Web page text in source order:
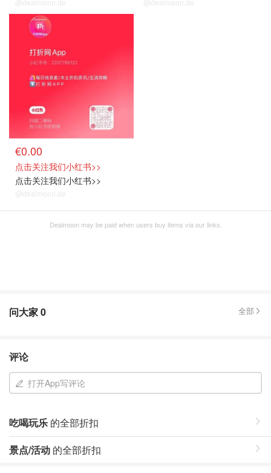
@dealmoon.de @dealmoon.de
€0.00
点击关注我们小红书>>
点击关注我们小红书>>
@dealmoon.de
Dealmoon may be paid when users buy items via our links.
问大家0 全部
评论
打开App写评论
吃喝玩乐 的全部折扣
景点/活动 的全部折扣